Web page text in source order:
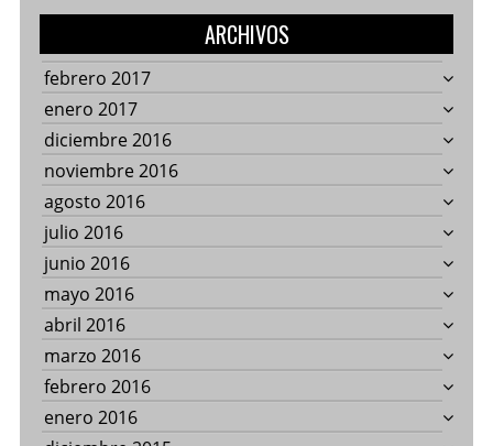
ARCHIVOS
febrero 2017
enero 2017
diciembre 2016
noviembre 2016
agosto 2016
julio 2016
junio 2016
mayo 2016
abril 2016
marzo 2016
febrero 2016
enero 2016